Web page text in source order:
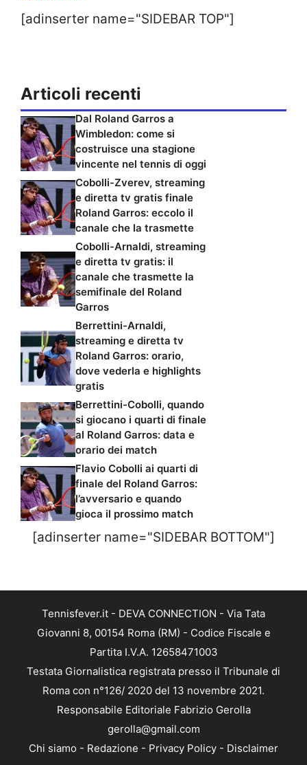
[adinserter name="SIDEBAR TOP"]
Articoli recenti
Dal Roland Garros a
Wimbledon: come si
costruisce una stagione
vincente nel tennis di oggi
Cobolli-Zverev, streaming
e diretta tv gratis finale
Roland Garros: eccolo il
canale che la trasmette
Cobolli-Arnaldi, streaming
e diretta tv gratis: il
canale che trasmette la
semifinale del Roland
Garros
Berrettini-Arnaldi,
streaming e diretta tv
Roland Garros: orario,
dove vederla e highlights
gratis
Berrettini-Cobolli, quando
si giocano i quarti di finale
al Roland Garros: data e
orario dei match
Flavio Cobolli ai quarti di
finale del Roland Garros:
l’avversario e quando
gioca il prossimo match
[adinserter name="SIDEBAR BOTTOM"]
Tennisfever.it - DEVA CONNECTION - Via Tata
Giovanni 8, 00154 Roma (RM) - Codice Fiscale e
Partita I.V.A. 12658471003
Testata Giornalistica registrata presso il Tribunale di
Roma con n°126/ 2020 del 13 novembre 2021.
Responsabile Editoriale Fabrizio Gerolla
gerolla@gmail.com
Chi siamo - Redazione - Privacy Policy - Disclaimer